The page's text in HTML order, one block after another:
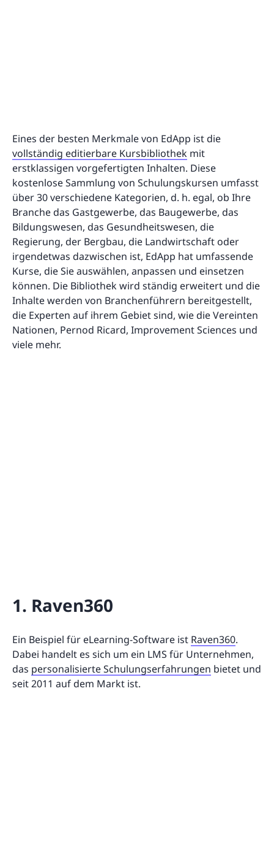
Eines der besten Merkmale von EdApp ist die
vollständig editierbare Kursbibliothek mit
erstklassigen vorgefertigten Inhalten. Diese
kostenlose Sammlung von Schulungskursen umfasst
über 30 verschiedene Kategorien, d. h. egal, ob Ihre
Branche das Gastgewerbe, das Baugewerbe, das
Bildungswesen, das Gesundheitswesen, die
Regierung, der Bergbau, die Landwirtschaft oder
irgendetwas dazwischen ist, EdApp hat umfassende
Kurse, die Sie auswählen, anpassen und einsetzen
können. Die Bibliothek wird ständig erweitert und die
Inhalte werden von Branchenführern bereitgestellt,
die Experten auf ihrem Gebiet sind, wie die Vereinten
Nationen, Pernod Ricard, Improvement Sciences und
viele mehr.
1. Raven360
Ein Beispiel für eLearning-Software ist Raven360.
Dabei handelt es sich um ein LMS für Unternehmen,
das personalisierte Schulungserfahrungen bietet und
seit 2011 auf dem Markt ist.